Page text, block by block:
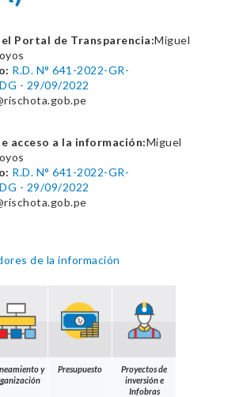
Portal de Transparencia:Miguel
R.D. N° 641-2022-GR-
- 29/09/2022
acceso a la información:Miguel
R.D. N° 641-2022-GR-
- 29/09/2022
de la información
y
Presupuesto
Proyectos de
inversión e
Infobras